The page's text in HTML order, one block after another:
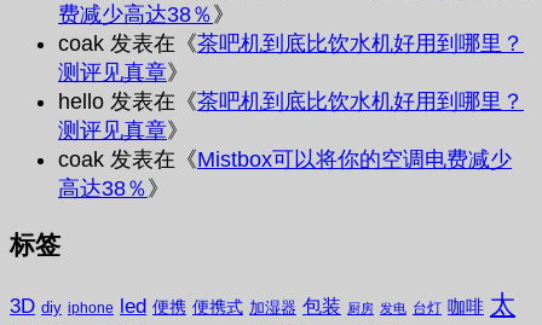
费减少高达38％》
coak 发表在《茶吧机到底比饮水机好用到哪里？
测评见真章》
hello 发表在《茶吧机到底比饮水机好用到哪里？
测评见真章》
coak 发表在《Mistbox可以将你的空调电费减少
高达38％》
标签
3D diy iphone led 便携 便携式 加湿器 包装 厨房 发电 台灯 咖啡 太